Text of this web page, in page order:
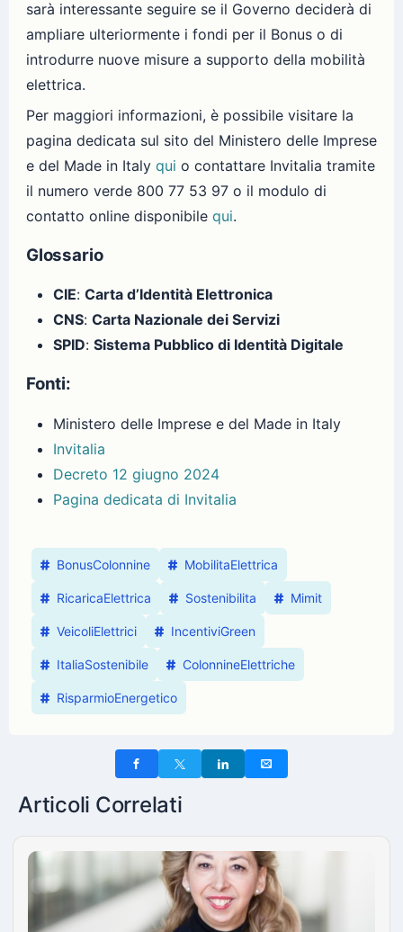
sarà interessante seguire se il Governo deciderà di
ampliare ulteriormente i fondi per il Bonus o di
introdurre nuove misure a supporto della mobilità
elettrica.
Per maggiori informazioni, è possibile visitare la
pagina dedicata sul sito del Ministero delle Imprese
e del Made in Italy qui o contattare Invitalia tramite
il numero verde 800 77 53 97 o il modulo di
contatto online disponibile qui.
Glossario
CIE: Carta d’Identità Elettronica
CNS: Carta Nazionale dei Servizi
SPID: Sistema Pubblico di Identità Digitale
Fonti:
Ministero delle Imprese e del Made in Italy
Invitalia
Decreto 12 giugno 2024
Pagina dedicata di Invitalia
BonusColonnine MobilitaElettrica
RicaricaElettrica Sostenibilita Mimit
VeicoliElettrici IncentiviGreen
ItaliaSostenibile ColonnineElettriche
RisparmioEnergetico
Articoli Correlati